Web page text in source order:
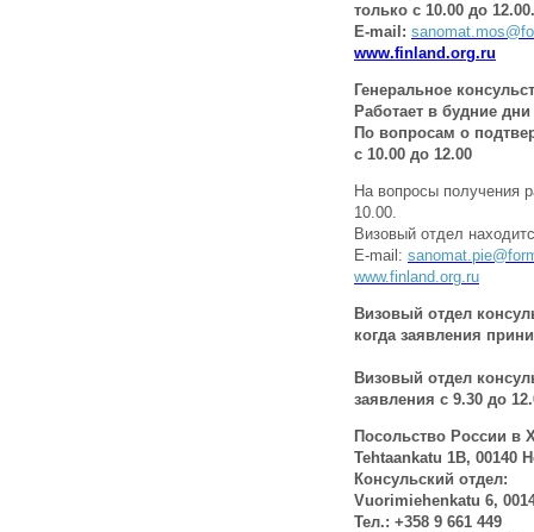
только с 10.00 до 12.00.
E-mail:
www.finland.org.ru
Генеральное
Работает в будние
По вопросам о
с 10.00 до 12.00
На вопросы получения
10.00.
Визовый отдел
E-mail:
www.finland.org.ru
Визовый отдел
когда заявления
Визовый отдел
заявления с 9.30 до
Посольство России в
Tehtaankatu 1B, 00140
Консульский отдел:
Vuorimiehenkatu 6,
Тел.: +358 9 661 449